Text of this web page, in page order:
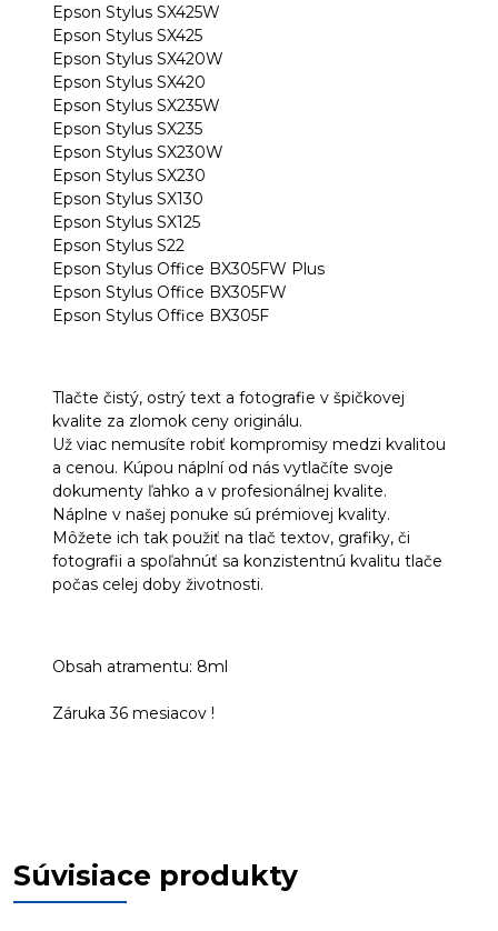
Epson Stylus SX425W
Epson Stylus SX425
Epson Stylus SX420W
Epson Stylus SX420
Epson Stylus SX235W
Epson Stylus SX235
Epson Stylus SX230W
Epson Stylus SX230
Epson Stylus SX130
Epson Stylus SX125
Epson Stylus S22
Epson Stylus Office BX305FW Plus
Epson Stylus Office BX305FW
Epson Stylus Office BX305F
Tlačte čistý, ostrý text a fotografie v špičkovej
kvalite za zlomok ceny originálu.
Už viac nemusíte robiť kompromisy medzi kvalitou
a cenou. Kúpou náplní od nás vytlačíte svoje
dokumenty ľahko a v profesionálnej kvalite.
Náplne v našej ponuke sú prémiovej kvality.
Môžete ich tak použiť na tlač textov, grafiky, či
fotografii a spoľahnúť sa konzistentnú kvalitu tlače
počas celej doby životnosti.
Obsah atramentu: 8ml
Záruka 36 mesiacov !
Súvisiace produkty